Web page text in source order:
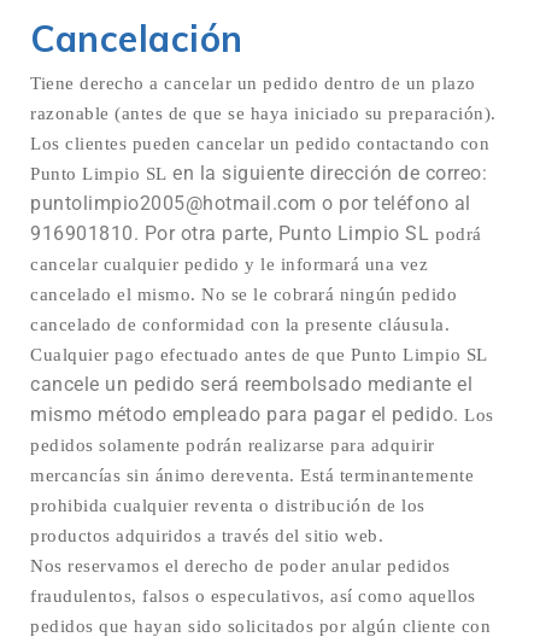
Cancelación
Tiene derecho a cancelar un pedido dentro de un plazo
razonable (antes de que se haya iniciado su preparación).
Los clientes pueden cancelar un pedido contactando con
Punto Limpio SL en la siguiente dirección de correo:
puntolimpio2005@hotmail.com o por teléfono al
916901810. Por otra parte, Punto Limpio SL podrá
cancelar cualquier pedido y le informará una vez
cancelado el mismo. No se le cobrará ningún pedido
cancelado de conformidad con la presente cláusula.
Cualquier pago efectuado antes de que Punto Limpio SL
cancele un pedido será reembolsado mediante el
mismo método empleado para pagar el pedido. Los
pedidos solamente podrán realizarse para adquirir
mercancías sin ánimo dereventa. Está terminantemente
prohibida cualquier reventa o distribución de los
productos adquiridos a través del sitio web.
Nos reservamos el derecho de poder anular pedidos
fraudulentos, falsos o especulativos, así como aquellos
pedidos que hayan sido solicitados por algún cliente con